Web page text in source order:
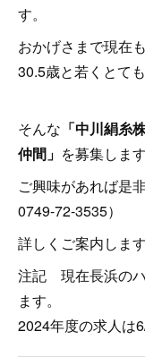
す。
おかげさまで現在
30.5歳と若くとて
そんな 「中川絹糸
仲間」 を募集します
ご興味があれば是
0749-72-3535）
詳しくご案内します
注記 現在長浜の
ます。
2024年度の求人は